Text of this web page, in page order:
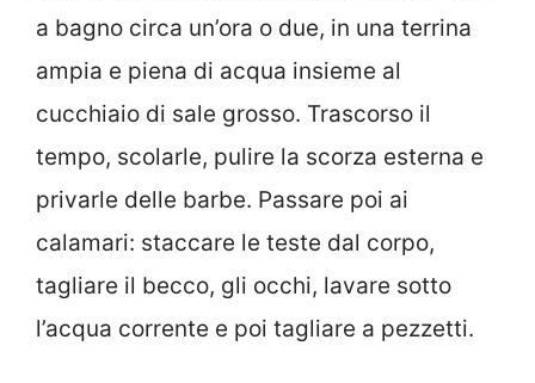
a bagno circa un’ora o due, in una terrina
ampia e piena di acqua insieme al
cucchiaio di sale grosso. Trascorso il
tempo, scolarle, pulire la scorza esterna e
privarle delle barbe. Passare poi ai
calamari: staccare le teste dal corpo,
tagliare il becco, gli occhi, lavare sotto
l’acqua corrente e poi tagliare a pezzetti.